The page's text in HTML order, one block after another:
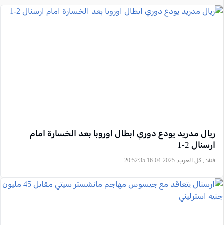
ريال مدريد يودع دوري ابطال اوروبا بعد الخسارة امام
ارسنال 2-1
فئة: , كل العرب, 2025-04-16 20:52:35